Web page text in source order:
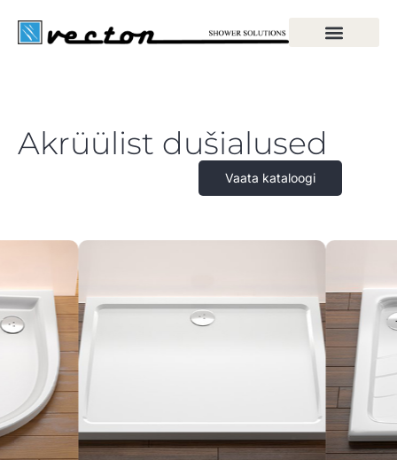
Akrüülist dušialused
Vaata kataloogi